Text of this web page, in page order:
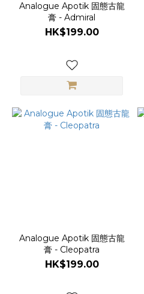
Analogue Apotik 固態古龍
膏 - Admiral
HK$199.00
Analogue Apotik 固態古龍
膏 - Cleopatra
HK$199.00